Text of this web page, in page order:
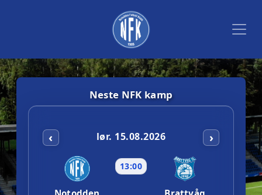
Neste NFK kamp
‹ lør. 15.08.2026 ›
13:00